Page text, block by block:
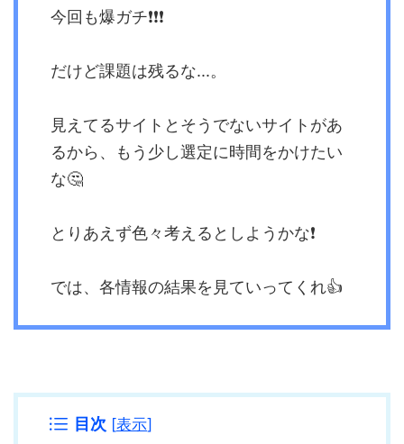
今回も爆ガチ❗️❗️❗️
だけど課題は残るな...。
見えてるサイトとそうでないサイトがあ
るから、もう少し選定に時間をかけたい
な🤔
とりあえず色々考えるとしようかな❗️
では、各情報の結果を見ていってくれ👍
目次 [表示]